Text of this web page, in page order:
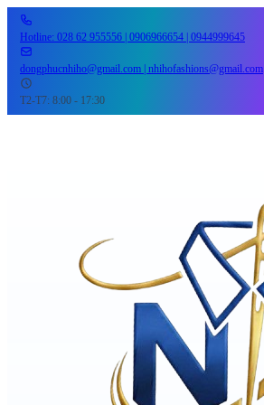
Hotline: 028 62 955556 | 0906966654 | 0944999645
dongphucnhiho@gmail.com | nhihofashions@gmail.com
T2-T7: 8:00 - 17:30